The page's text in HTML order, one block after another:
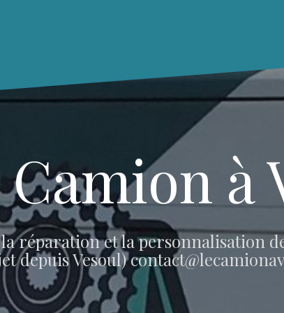
à
réparation et la personnalisation
depuis Vesoul)